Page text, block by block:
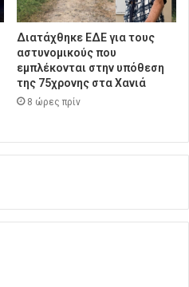
Διατάχθηκε ΕΔΕ για τους
αστυνομικούς που
εμπλέκονται στην υπόθεση
της 75χρονης στα Χανιά
8 ώρες πρίν